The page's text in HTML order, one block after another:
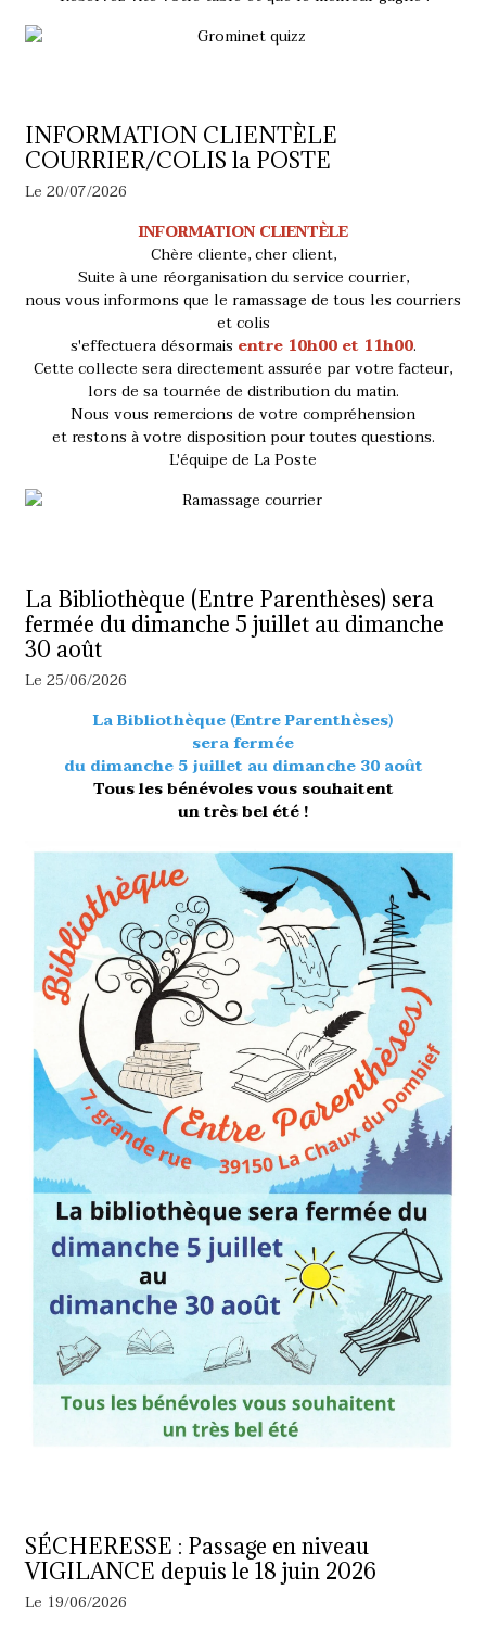
INFORMATION CLIENTÈLE
COURRIER/COLIS la POSTE
Le 20/07/2026
INFORMATION CLIENTÈLE
Chère cliente, cher client,
Suite à une réorganisation du service courrier,
nous vous informons que le ramassage de tous les courriers
et colis
s'effectuera désormais entre 10h00 et 11h00.
Cette collecte sera directement assurée par votre facteur,
lors de sa tournée de distribution du matin.
Nous vous remercions de votre compréhension
et restons à votre disposition pour toutes questions.
L'équipe de La Poste
La Bibliothèque (Entre Parenthèses) sera
fermée du dimanche 5 juillet au dimanche
30 août
Le 25/06/2026
La Bibliothèque (Entre Parenthèses)
sera fermée
du dimanche 5 juillet au dimanche 30 août
Tous les bénévoles vous souhaitent
un très bel été !
SÉCHERESSE : Passage en niveau
VIGILANCE depuis le 18 juin 2026
Le 19/06/2026